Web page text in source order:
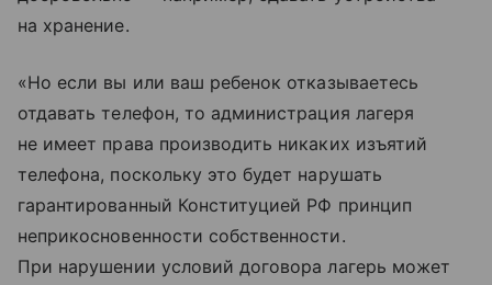
на хранение.
«Но если вы или ваш ребенок отказываетесь
отдавать телефон, то администрация лагеря
не имеет права производить никаких изъятий
телефона, поскольку это будет нарушать
гарантированный Конституцией РФ принцип
неприкосновенности собственности.
При нарушении условий договора лагерь может